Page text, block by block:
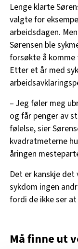
Lenge klarte
valgte for
arbeidsdagen.
Sørensen ble
forsøkte å komme
Etter et år med
– Jeg føler meg
og får penger av
følelse, sier
kvadratmeterne
åringen
Det er kanskje det
sykdom ingen
fordi de ikke ser at
Må finne ut